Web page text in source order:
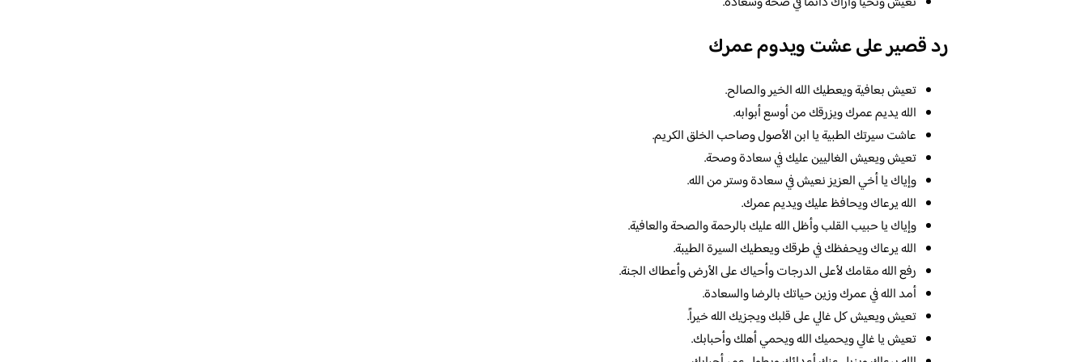
رد قصير على عشت ويدوم عمرك
تعيش بعافية ويعطيك الله الخير والصالح.
الله يديم عمرك ويزرقك من أوسع أبوابه.
عاشت سيرتك الطبية يا ابن الأصول وصاحب الخلق الكريم.
تعيش ويعيش الغاليين عليك في سعادة وصحة.
وإياك يا أخي العزيز نعيش في سعادة وستر من الله.
الله يرعاك ويحافظ عليك ويديم عمرك.
وإياك يا حبيب القلب وأظل الله عليك بالرحمة والصحة والعافية.
الله يرعاك ويحفظك في طرقك ويعطيك السيرة الطيبة.
رفع الله مقامك لأعلى الدرجات وأحياك على الأرض وأعطاك الجنة.
أمد الله في عمرك وزين حياتك بالرضا والسعادة.
تعيش ويعيش كل غالي على قلبك ويجزيك الله خيراً.
تعيش يا غالي ويحميك الله ويحمي أهلك وأحبابك.